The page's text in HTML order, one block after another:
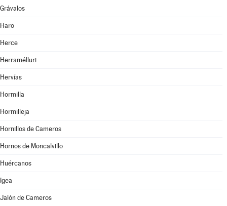
Grávalos
Haro
Herce
Herramélluri
Hervías
Hormilla
Hormilleja
Hornillos de Cameros
Hornos de Moncalvillo
Huércanos
Igea
Jalón de Cameros